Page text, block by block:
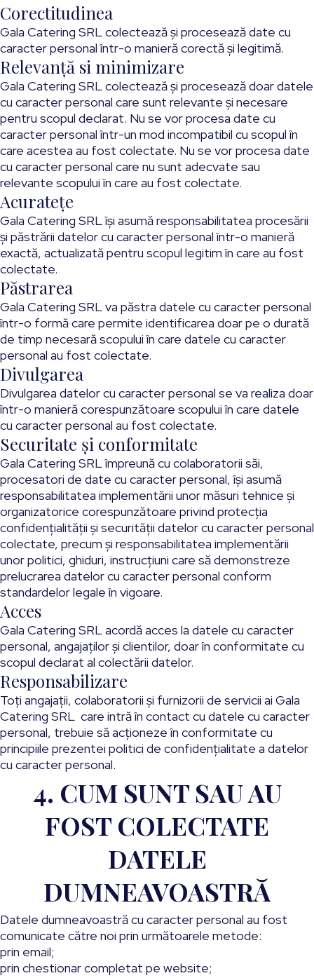
Corectitudinea
Gala Catering SRL colectează și procesează date cu
caracter personal într-o manieră corectă şi legitimă.
Relevanță si minimizare
Gala Catering SRL colectează și procesează doar datele
cu caracter personal care sunt relevante și necesare
pentru scopul declarat. Nu se vor procesa date cu
caracter personal într-un mod incompatibil cu scopul în
care acestea au fost colectate. Nu se vor procesa date
cu caracter personal care nu sunt adecvate sau
relevante scopului în care au fost colectate.
Acuratețe
Gala Catering SRL își asumă responsabilitatea procesării
și păstrării datelor cu caracter personal într-o manieră
exactă, actualizată pentru scopul legitim în care au fost
colectate.
Păstrarea
Gala Catering SRL va păstra datele cu caracter personal
într-o formă care permite identificarea doar pe o durată
de timp necesară scopului în care datele cu caracter
personal au fost colectate.
Divulgarea
Divulgarea datelor cu caracter personal se va realiza doar
într-o manieră corespunzătoare scopului în care datele
cu caracter personal au fost colectate.
Securitate și conformitate
Gala Catering SRL împreună cu colaboratorii săi,
procesatori de date cu caracter personal, își asumă
responsabilitatea implementării unor măsuri tehnice și
organizatorice corespunzătoare privind protecția
confidențialității și securității datelor cu caracter personal
colectate, precum şi responsabilitatea implementării
unor politici, ghiduri, instrucțiuni care să demonstreze
prelucrarea datelor cu caracter personal conform
standardelor legale în vigoare.
Acces
Gala Catering SRL acordă acces la datele cu caracter
personal, angajaților și clientilor, doar în conformitate cu
scopul declarat al colectării datelor.
Responsabilizare
Toți angajații, colaboratorii și furnizorii de servicii ai Gala
Catering SRL care intră în contact cu datele cu caracter
personal, trebuie să acționeze în conformitate cu
principiile prezentei politici de confidențialitate a datelor
cu caracter personal.
4. CUM SUNT SAU AU
FOST COLECTATE
DATELE
DUMNEAVOASTRĂ
Datele dumneavoastră cu caracter personal au fost
comunicate către noi prin următoarele metode:
prin email;
prin chestionar completat pe website;